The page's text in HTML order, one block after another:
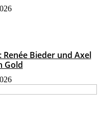
Bieder und Axel
Gold